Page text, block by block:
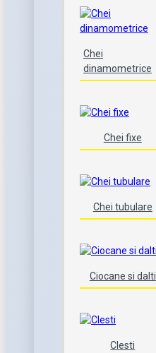
Chei
dinamometrice
Chei fixe
Chei tubulare
Ciocane si dalti
Clesti